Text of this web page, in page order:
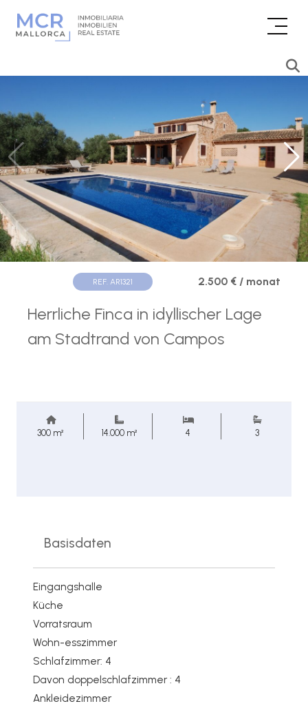
REF. AR1321 2.500 € / monat
Herrliche Finca in idyllischer Lage
am Stadtrand von Campos
300 m² 14.000 m² 4 3
Basisdaten
Eingangshalle
Küche
Vorratsraum
Wohn-esszimmer
Schlafzimmer: 4
Davon doppelschlafzimmer : 4
Ankleidezimmer